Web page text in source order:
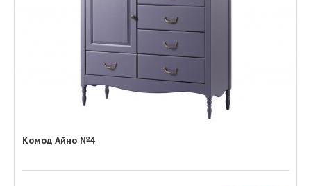
Комод Айно №4